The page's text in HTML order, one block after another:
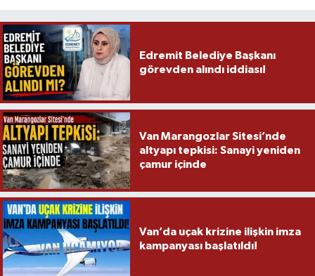
Edremit Belediye Başkanı
görevden alındı iddiası!
Van Marangozlar Sitesi’nde
altyapı tepkisi: Sanayi yeniden
çamur içinde
Van’da uçak krizine ilişkin imza
kampanyası başlatıldı!